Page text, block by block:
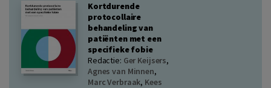
Kortdurende
protocollaire
behandeling van
patiënten met een
specifieke fobie
Redactie: Ger Keijsers,
Agnes van Minnen,
Marc Verbraak, Kees